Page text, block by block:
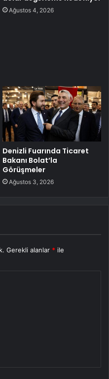
Ağustos 4, 2026
Denizli Fuarında Ticaret
Bakanı Bolat’la
Görüşmeler
Ağustos 3, 2026
Gerekli alanlar * ile